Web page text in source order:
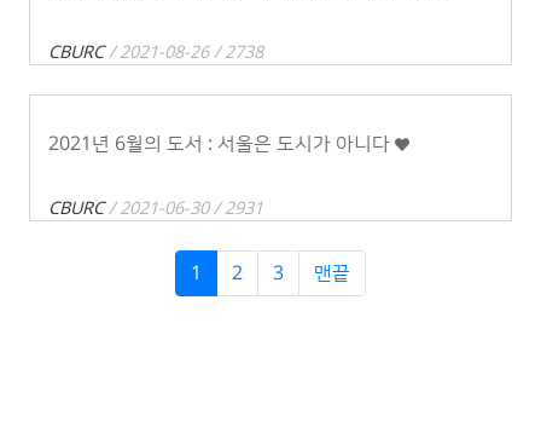
CBURC/ 2021-08-26 / 2738
2021년 6월의 도서 : 서울은 도시가 아니다
CBURC/ 2021-06-30 / 2931
1 2 3 맨끝